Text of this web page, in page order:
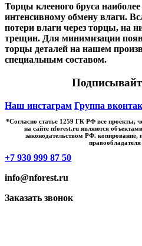
Торцы клееного бруса
интенсивному обмену влаги.
потери влаги через торцы, на
трещин. Для минимизации
торцы деталей на нашем
специальным составом.
Наш инстаграм Группа
*Cогласно статье 1259 ГК РФ все проекты,
на сайте nforest.ru являются
законодательством РФ. копирование,
+7 930 999 87 50
info@nforest.ru
Заказать звонок